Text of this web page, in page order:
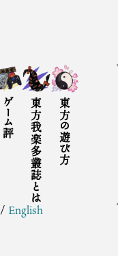
ゲーム評 東方我楽多叢誌とは 東方の遊び方
/ English